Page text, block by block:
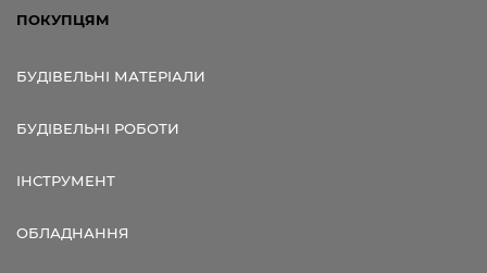
ПОКУПЦЯМ
БУДІВЕЛЬНІ МАТЕРІАЛИ
БУДІВЕЛЬНІ РОБОТИ
ІНСТРУМЕНТ
ОБЛАДНАННЯ